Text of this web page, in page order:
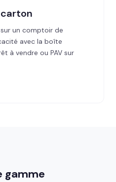
un comptoir de
avec la boîte
à vendre ou PAV sur
gamme